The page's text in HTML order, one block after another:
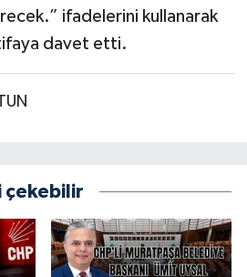
ifadelerini kullanarak
davet etti.
çekebilir